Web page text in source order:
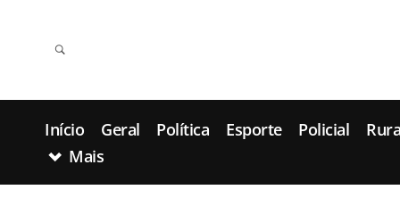
Início Geral Política Esporte Policial
Mais